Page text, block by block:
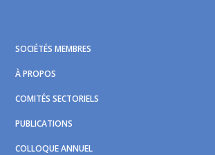
primary
navigation
main
content
footer
SOCIÉTÉS MEMBRES
À PROPOS
COMITÉS SECTORIELS
PUBLICATIONS
COLLOQUE ANNUEL